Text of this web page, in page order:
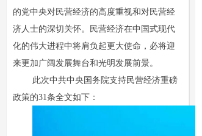
的党中央对民营经济的高度重视和对民营经
济人士的深切关怀。民营经济在中国式现代
化的伟大进程中将肩负起更大使命，必将迎
来更加广阔发展舞台和光明发展前景。
此次中共中央国务院支持民营经济重磅
政策的31条全文如下：